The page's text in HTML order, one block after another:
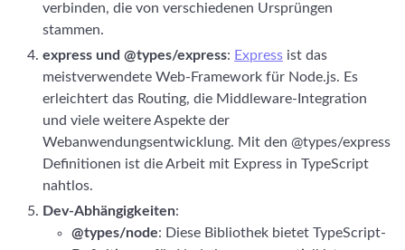
verbinden, die von verschiedenen Ursprüngen
stammen.
express und @types/express: Express ist das
meistverwendete Web-Framework für Node.js. Es
erleichtert das Routing, die Middleware-Integration
und viele weitere Aspekte der
Webanwendungsentwicklung. Mit den @types/express
Definitionen ist die Arbeit mit Express in TypeScript
nahtlos.
Dev-Abhängigkeiten:
@types/node: Diese Bibliothek bietet TypeScript-